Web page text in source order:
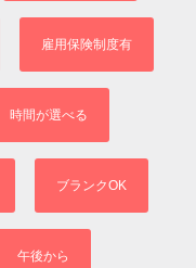
雇用保険制度有
時間が選べる
ブランクOK
午後から